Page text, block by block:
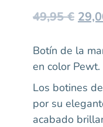
49,95€
Botín de la
en color Pewt.
Los botines
por su
acabado